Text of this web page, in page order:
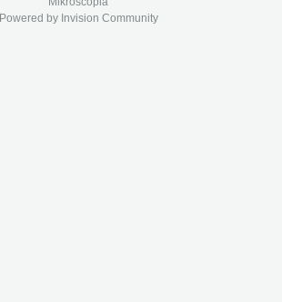
Powered by Invision Community